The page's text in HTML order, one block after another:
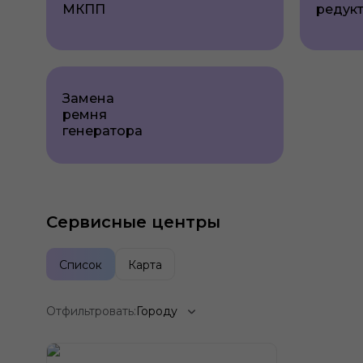
МКПП
Замена
ремня
генератора
Сервисные центры
Список Карта
Отфильтровать:Городу